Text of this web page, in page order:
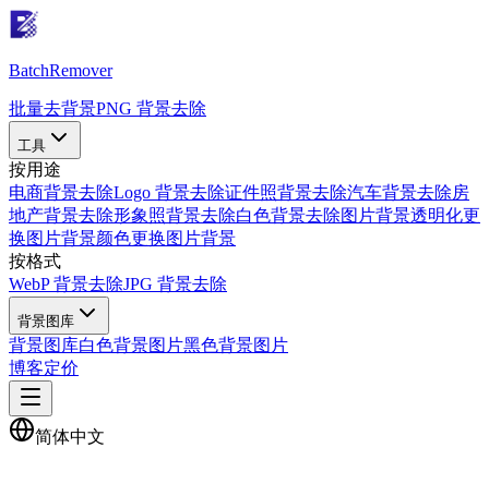
BatchRemover
批量去背景PNG 背景去除
工具
按用途
电商背景去除Logo 背景去除证件照背景去除汽车背景去除房
地产背景去除形象照背景去除白色背景去除图片背景透明化更
换图片背景颜色更换图片背景
按格式
WebP 背景去除JPG 背景去除
背景图库
背景图库白色背景图片黑色背景图片
博客定价
简体中文